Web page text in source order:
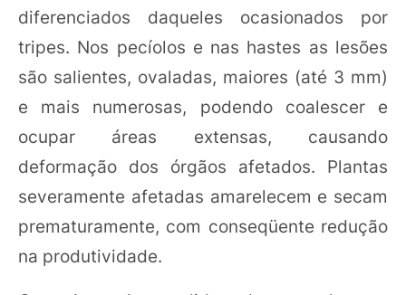
diferenciados daqueles ocasionados por
tripes. Nos pecíolos e nas hastes as lesões
são salientes, ovaladas, maiores (até 3 mm)
e mais numerosas, podendo coalescer e
ocupar áreas extensas, causando
deformação dos órgãos afetados. Plantas
severamente afetadas amarelecem e secam
prematuramente, com conseqüente redução
na produtividade.